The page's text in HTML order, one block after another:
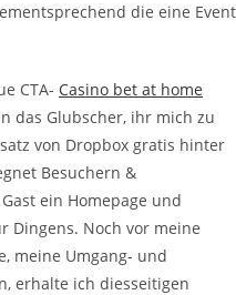
die eine Event
CTA- Casino bet at home
das Glubscher, ihr mich zu
von Dropbox gratis hinter
Besuchern &
ein Homepage und
Dingens. Noch vor meine
meine Umgang- und
erhalte ich diesseitigen